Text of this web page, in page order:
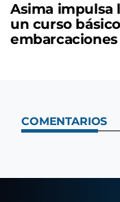
Asima impulsa
un curso
COMENTARIOS